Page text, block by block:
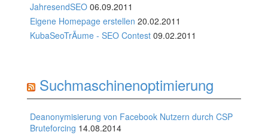
JahresendSEO 06.09.2011
Eigene Homepage erstellen 20.02.2011
KubaSeoTrÃume - SEO Contest 09.02.2011
Suchmaschinenoptimierung
Deanonymisierung von Facebook Nutzern durch CSP
Bruteforcing 14.08.2014